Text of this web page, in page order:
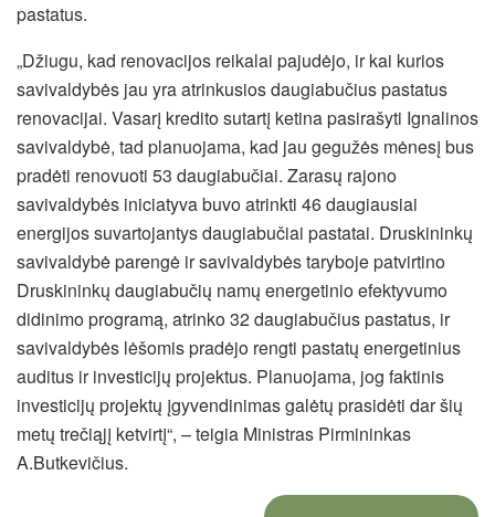
pastatus.
„Džiugu, kad renovacijos reikalai pajudėjo, ir kai kurios
savivaldybės jau yra atrinkusios daugiabučius pastatus
renovacijai. Vasarį kredito sutartį ketina pasirašyti Ignalinos
savivaldybė, tad planuojama, kad jau gegužės mėnesį bus
pradėti renovuoti 53 daugiabučiai. Zarasų rajono
savivaldybės iniciatyva buvo atrinkti 46 daugiausiai
energijos suvartojantys daugiabučiai pastatai. Druskininkų
savivaldybė parengė ir savivaldybės taryboje patvirtino
Druskininkų daugiabučių namų energetinio efektyvumo
didinimo programą, atrinko 32 daugiabučius pastatus, ir
savivaldybės lėšomis pradėjo rengti pastatų energetinius
auditus ir investicijų projektus. Planuojama, jog faktinis
investicijų projektų įgyvendinimas galėtų prasidėti dar šių
metų trečiąjį ketvirtį“, – teigia Ministras Pirmininkas
A.Butkevičius.